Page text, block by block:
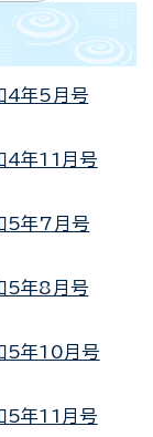
4年5月号
4年11月号
5年7月号
5年8月号
5年10月号
5年11月号